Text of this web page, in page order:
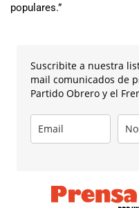
populares.”
Suscribite a nuestra
mail comunicados de
Partido Obrero y el